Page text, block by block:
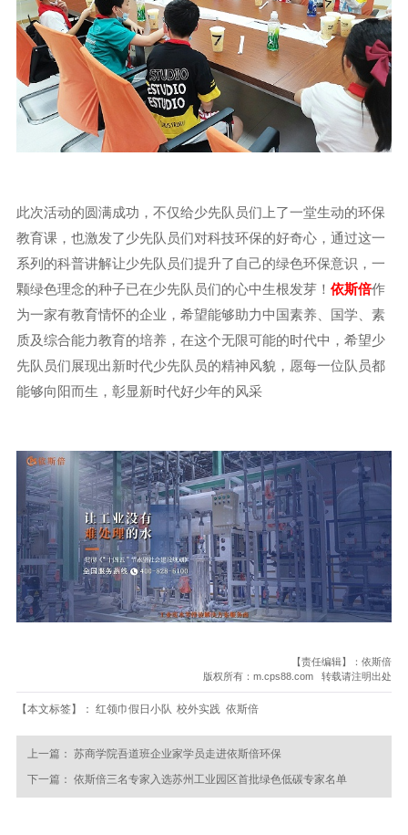
此次活动的圆满成功，不仅给少先队员们上了一堂生动的环保
教育课，也激发了少先队员们对科技环保的好奇心，通过这一
系列的科普讲解让少先队员们提升了自己的绿色环保意识，一
颗绿色理念的种子已在少先队员们的心中生根发芽！ 依斯倍作
为一家有教育情怀的企业，希望能够助力中国素养、国学、素
质及综合能力教育的培养，在这个无限可能的时代中，希望少
先队员们展现出新时代少先队员的精神风貌，愿每一位队员都
能够向阳而生，彰显新时代好少年的风采
【责任编辑】：依斯倍
版权所有：m.cps88.com 转载请注明出处
【本文标签】： 红领巾假日小队 校外实践 依斯倍
上一篇： 苏商学院吾道班企业家学员走进依斯倍环保
下一篇： 依斯倍三名专家入选苏州工业园区首批绿色低碳专家名单